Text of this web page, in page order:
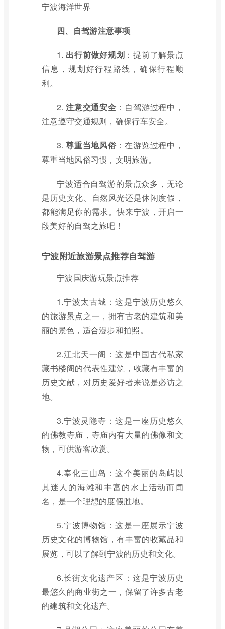
宁波海洋世界
四、自驾游注意事项
1. 出行前做好规划 ：提前了解景点
信息，规划好行程路线，确保行程顺
利。
2.注意交通安全 ：自驾游过程中，
注意遵守交通规则，确保行车安全。
3.尊重当地风俗 ：在游览过程中，
尊重当地风俗习惯，文明旅游。
宁波适合自驾游的景点众多，无论
是历史文化、自然风光还是休闲度假，
都能满足你的需求。快来宁波，开启一
段美好的自驾之旅吧！
宁波附近旅游景点推荐自驾游
宁波国庆游玩景点推荐
1.宁波太古城：这是宁波历史悠久
的旅游景点之一，拥有古老的建筑和美
丽的景色，适合漫步和拍照。
2.江北天一阁：这是中国古代私家
藏书楼阁的代表性建筑，收藏有丰富的
历史文献，对历史爱好者来说是必访之
地。
3.宁波灵隐寺：这是一座历史悠久
的佛教寺庙，寺庙内有大量的佛像和文
物，可供游客欣赏。
4.奉化三山岛：这个美丽的岛屿以
其迷人的海滩和丰富的水上活动而闻
名，是一个理想的度假胜地。
5.宁波博物馆：这是一座展示宁波
历史文化的博物馆，有丰富的收藏品和
展览，可以了解到宁波的历史和文化。
6.长街文化遗产区：这是宁波历史
最悠久的商业街之一，保留了许多古老
的建筑和文化遗产。